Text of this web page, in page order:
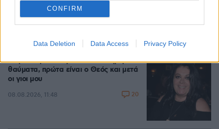
CONFIRM
Data Deletion Data Access Privacy Policy
08.08.2026, 09:34
Μαρία Εκμεκτσίογλου: Ζω καθημερινά
θαύματα, πρώτα είναι ο Θεός και μετά
οι γιοι μου
08.08.2026, 11:48 20